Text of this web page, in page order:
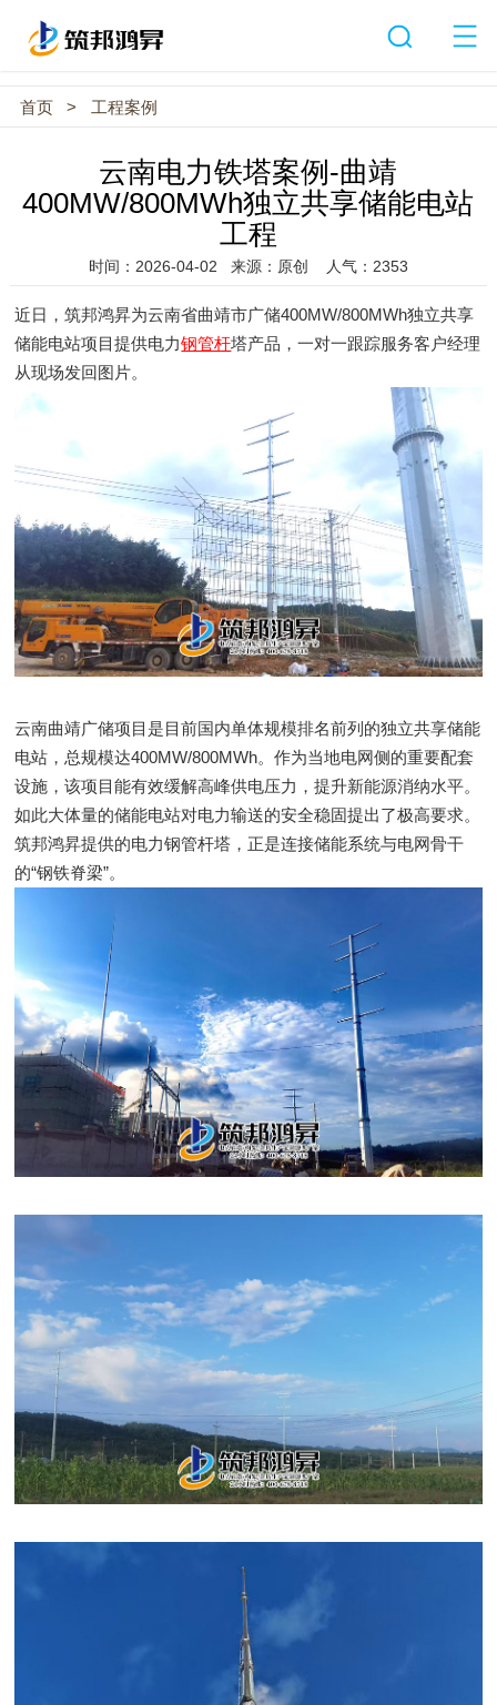
首页 > 工程案例
云南电力铁塔案例-曲靖
400MW/800MWh独立共享储能电站
工程
时间：2026-04-02 来源：原创 人气：2353
近日，筑邦鸿昇为云南省曲靖市广储400MW/800MWh独立共享
储能电站项目提供电力钢管杆塔产品，一对一跟踪服务客户经理
从现场发回图片。
云南曲靖广储项目是目前国内单体规模排名前列的独立共享储能
电站，总规模达400MW/800MWh。作为当地电网侧的重要配套
设施，该项目能有效缓解高峰供电压力，提升新能源消纳水平。
如此大体量的储能电站对电力输送的安全稳固提出了极高要求。
筑邦鸿昇提供的电力钢管杆塔，正是连接储能系统与电网骨干
的“钢铁脊梁”。